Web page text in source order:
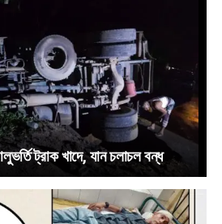
ট্রাক খাদে, যান চলাচল বন্ধ